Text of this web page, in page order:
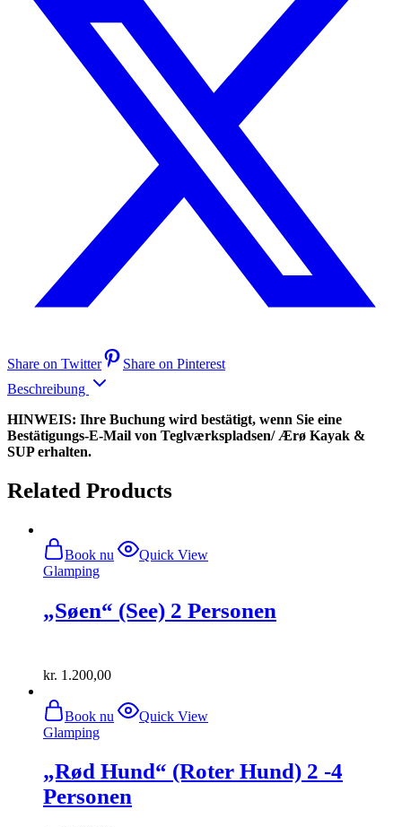
Share on Twitter
Share on Pinterest
Beschreibung
HINWEIS: Ihre Buchung wird bestätigt, wenn Sie eine
Bestätigungs-E-Mail von Teglværkspladsen/ Ærø Kayak &
SUP erhalten.
Related Products
Book nu
Quick View
Glamping
„Søen“ (See) 2 Personen
kr. 1.200,00
Book nu
Quick View
Glamping
„Rød Hund“ (Roter Hund) 2 -4
Personen